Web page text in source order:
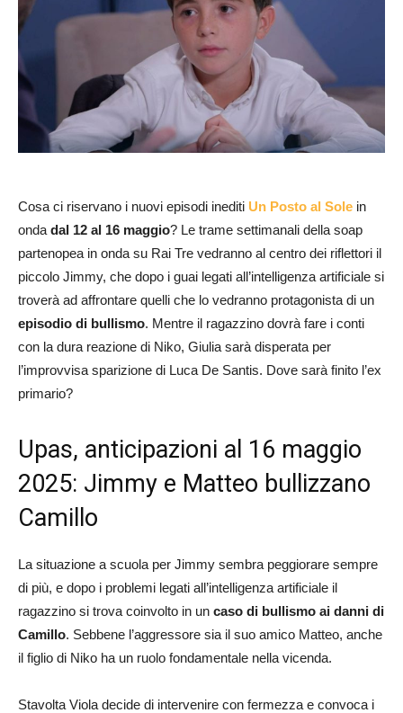
Cosa ci riservano i nuovi episodi inediti Un Posto al Sole in
onda dal 12 al 16 maggio? Le trame settimanali della soap
partenopea in onda su Rai Tre vedranno al centro dei riflettori il
piccolo Jimmy, che dopo i guai legati all’intelligenza artificiale si
troverà ad affrontare quelli che lo vedranno protagonista di un
episodio di bullismo. Mentre il ragazzino dovrà fare i conti
con la dura reazione di Niko, Giulia sarà disperata per
l’improvvisa sparizione di Luca De Santis. Dove sarà finito l’ex
primario?
Upas, anticipazioni al 16 maggio
2025: Jimmy e Matteo bullizzano
Camillo
La situazione a scuola per Jimmy sembra peggiorare sempre
di più, e dopo i problemi legati all’intelligenza artificiale il
ragazzino si trova coinvolto in un caso di bullismo ai danni di
Camillo. Sebbene l’aggressore sia il suo amico Matteo, anche
il figlio di Niko ha un ruolo fondamentale nella vicenda.
Stavolta Viola decide di intervenire con fermezza e convoca i